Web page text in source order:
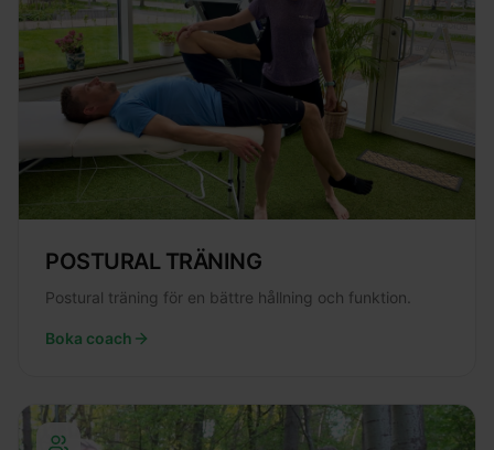
POSTURAL TRÄNING
Postural träning för en bättre hållning och funktion.
Boka coach